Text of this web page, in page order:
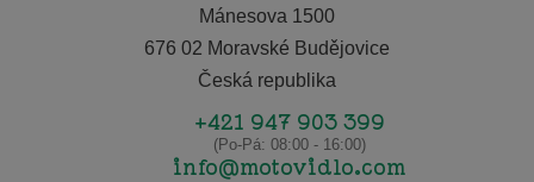
Mánesova 1500
676 02 Moravské Budějovice
Česká republika
+421 947 903 399
(Po-Pá: 08:00 - 16:00)
info@motovidlo.com